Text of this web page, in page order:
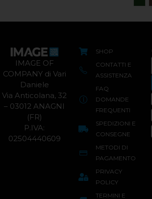
IMAGE OF
COMPANY di Vari
Daniele
Via Anticolana, 32
– 03012 ANAGNI
(FR)
P.IVA:
02504440609
SHOP
CONTATTI E
ASSISTENZA
FAQ
DOMANDE
FREQUENTI
SPEDIZIONI E
CONSEGNE
METODI DI
PAGAMENTO
PRIVACY
POLICY
TERMINI E